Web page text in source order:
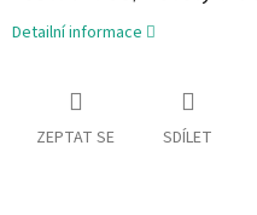
Detailní informace
ZEPTAT SE SDÍLET